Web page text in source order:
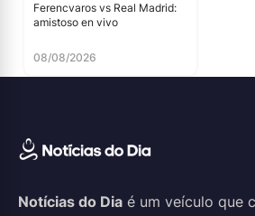
Ferencvaros vs Real Madrid:
amistoso en vivo
08/08/2026
Notícias do Dia é um veículo que